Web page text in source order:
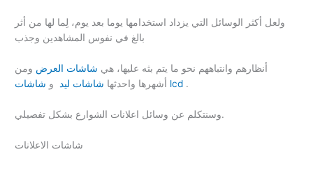
ولعل أكثر الوسائل التي يزداد استخدامها يوما بعد يوم، لِما لها من أثر
بالغ في نفوس المشاهدين وجذب
أنظارهم وانتباههم نحو ما يتم بثه عليها، هي شاشات العرض ومن
أشهرها واحدثها شاشات ليد و شاشات lcd .
وسنتكلم عن وسائل اعلانات الشوارع بشكل تفصيلي.
شاشات الاعلانات